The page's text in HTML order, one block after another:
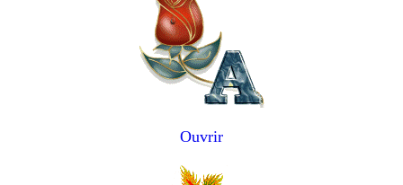
Ouvrir